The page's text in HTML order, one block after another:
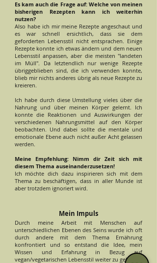
Es kam auch die Frage auf: Welche von meinen
bisherigen Rezepten kann ich weiterhin
nutzen?
Also habe ich mir meine Rezepte angeschaut und
es war schnell ersichtlich, dass sie dem
geforderten Lebensstil nicht entsprachen. Einige
Rezepte konnte ich etwas ändern und dem neuen
Lebensstil anpassen, aber die meisten "landeten
im Müll". Da letztendlich nur wenige Rezepte
übriggeblieben sind, die ich verwenden konnte,
blieb mir nichts anderes übrig als neue Rezepte zu
kreieren.
Ich habe durch diese Umstellung vieles über die
Nahrung und über meinen Körper gelernt. Ich
konnte die Reaktionen und Auswirkungen der
verschiedenen Nahrungsmittel auf den Körper
beobachten. Und dabei sollte die mentale und
emotionale Ebene auch nicht außer Acht gelassen
werden.
Meine Empfehlung: Nimm dir Zeit sich mit
diesem Thema auseinanderzusetzen!
Ich möchte dich dazu inspirieren sich mit dem
Thema zu beschäftigen, dass in aller Munde ist
aber trotzdem ignoriert wird.
Mein Impuls
Durch meine Arbeit mit Menschen auf
unterschiedlichen Ebenen des Seins wurde ich oft
durch andere mit dem Thema Ernährung
konfrontiert und so entstand die Idee, mein
Wissen und Erfahrung in Bezug auf
vegan/vegetarischen Lebensstil weiter zu geben.